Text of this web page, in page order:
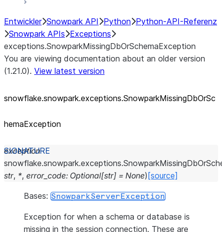
Entwickler Snowpark API Python Python-API-Referenz
Snowpark APIs Exceptions
exceptions.SnowparkMissingDbOrSchemaException
You are viewing documentation about an older version
(1.21.0). View latest version
snowflake.snowpark.exceptions.SnowparkMissingDbOrSc
hemaException
exception
snowflake.snowpark.exceptions.
str, *, error_code: Optional[str] = None) [source]
Bases: SnowparkServerException
Exception for when a schema or database is
missing in the session connection. These are